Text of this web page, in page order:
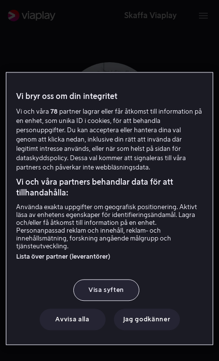
Skaffa Viaplay
Jeff Wolfe
Vi bryr oss om din integritet
Vi och våra78 partner lagrar eller får åtkomst till information på
en enhet, som unika ID i cookies, för att behandla
personuppgifter. Du kan acceptera eller hantera dina val
genom att klicka nedan, inklusive din rätt att invända där
legitimt intresse används, eller när som helst på sidan för
dataskyddspolicy. Dessa val kommer att signaleras till våra
partners och påverkar inte webbläsningsdata.
Vi och våra partners behandlar data för att
tillhandahålla:
Använda exakta uppgifter om geografisk positionering. Aktivt
läsa av enhetens egenskaper för identifieringsändamål. Lagra
och/eller få åtkomst till information på en enhet.
Personanpassad reklam och innehåll, reklam- och
innehållsmätning, forskning angående målgrupp och
tjänsteutveckling.
Lista över partner (leverantörer)
Visa syften
Avvisa alla Jag godkänner